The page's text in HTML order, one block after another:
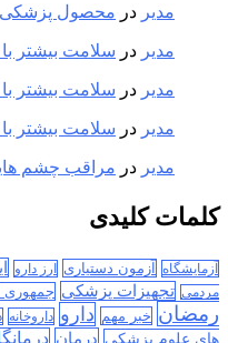
مدیر در محصول پزشکی
مدیر در سلامت بیشتر با
مدیر در سلامت بیشتر با
مدیر در سلامت بیشتر با
مدیر در مراقب چشم
کلمات کلیدی
آزمایشگاه آزمون دستیاری ارز دارو
مردمی تجهیزات پزشکی جمهوری
رمضان خبر مهم دارو داروخانه
های علوم پزشکی درمان